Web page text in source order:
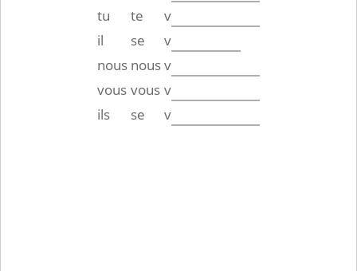
tu
te
v
il
se
v
nous nousv
vous vous v
ils
se v